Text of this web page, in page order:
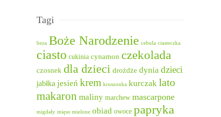
Tagi
beza Boże Narodzenie cebula ciasteczka
ciasto cukinia cynamon czekolada
czosnek dla dzieci drożdże dynia dzieci
jabłka jesień krem kruszonka kurczak lato
makaron maliny marchew mascarpone
migdały mięso mielone obiad owoce papryka